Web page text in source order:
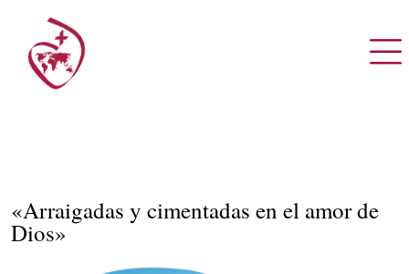
«Arraigadas y cimentadas en el amor de
Dios»